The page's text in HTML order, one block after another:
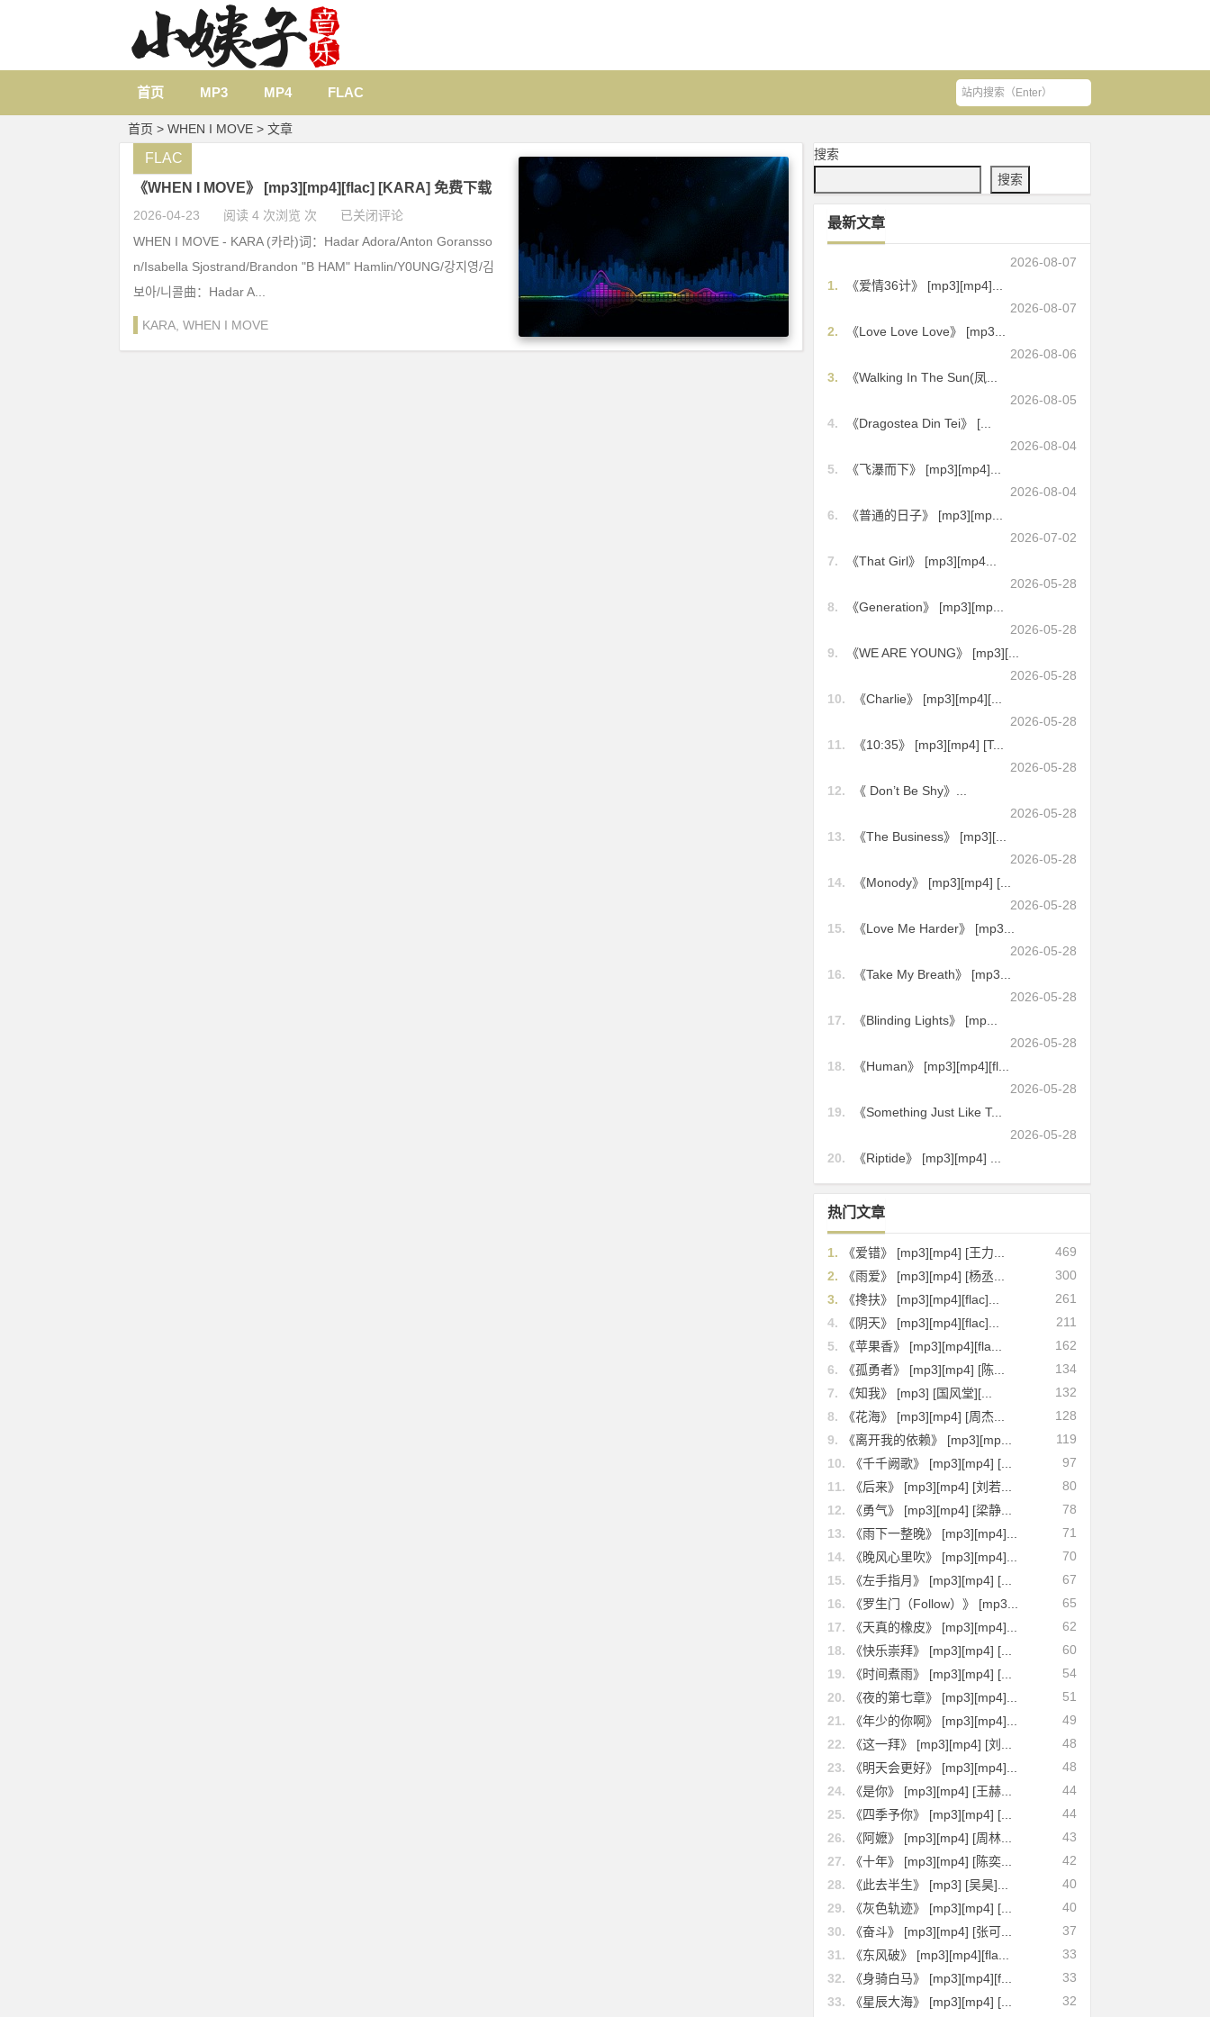
首页 MP3 MP4 FLAC
首页 > WHEN I MOVE > 文章
《WHEN I MOVE》 [mp3][mp4][flac] [KARA] 免费下载
2026-04-23 阅读 4 次浏览 次 已关闭评论
FLAC
WHEN I MOVE - KARA (카라)词：Hadar Adora/Anton Goransso
n/Isabella Sjostrand/Brandon "B HAM" Hamlin/Y0UNG/강지영/김
보아/니콜曲：Hadar A...
KARA WHEN I MOVE
搜索
搜索
最新文章
2026-08-07
1.
《爱情36计》 [mp3][mp4]...
2026-08-07
2.
《Love Love Love》 [mp3...
2026-08-06
3.
《Walking In The Sun(凤...
2026-08-05
4.
《Dragostea Din Tei》 [...
2026-08-04
5.
《飞瀑而下》 [mp3][mp4]...
2026-08-04
6.
《普通的日子》 [mp3][mp...
2026-07-02
7.
《That Girl》 [mp3][mp4...
2026-05-28
8.
《Generation》 [mp3][mp...
2026-05-28
9.
《WE ARE YOUNG》 [mp3][...
2026-05-28
10.
《Charlie》 [mp3][mp4][...
2026-05-28
11.
《10:35》 [mp3][mp4] [T...
2026-05-28
12.
《 Don’t Be Shy》...
2026-05-28
13.
《The Business》 [mp3][...
2026-05-28
14.
《Monody》 [mp3][mp4] [...
2026-05-28
15.
《Love Me Harder》 [mp3...
2026-05-28
16.
《Take My Breath》 [mp3...
2026-05-28
17.
《Blinding Lights》 [mp...
2026-05-28
18.
《Human》 [mp3][mp4][fl...
2026-05-28
19.
《Something Just Like T...
2026-05-28
20.
《Riptide》 [mp3][mp4] ...
热门文章
469
1.
《爱错》 [mp3][mp4] [王力...
300
2.
《雨爱》 [mp3][mp4] [杨丞...
261
3.
《搀扶》 [mp3][mp4][flac]...
211
4.
《阴天》 [mp3][mp4][flac]...
162
5.
《苹果香》 [mp3][mp4][fla...
134
6.
《孤勇者》 [mp3][mp4] [陈...
132
7.
《知我》 [mp3] [国风堂][...
128
8.
《花海》 [mp3][mp4] [周杰...
119
9.
《离开我的依赖》 [mp3][mp...
97
10.
《千千阙歌》 [mp3][mp4] [...
80
11.
《后来》 [mp3][mp4] [刘若...
78
12.
《勇气》 [mp3][mp4] [梁静...
71
13.
《雨下一整晚》 [mp3][mp4]...
70
14.
《晚风心里吹》 [mp3][mp4]...
67
15.
《左手指月》 [mp3][mp4] [...
65
16.
《罗生门（Follow）》 [mp3...
62
17.
《天真的橡皮》 [mp3][mp4]...
60
18.
《快乐崇拜》 [mp3][mp4] [...
54
19.
《时间煮雨》 [mp3][mp4] [...
51
20.
《夜的第七章》 [mp3][mp4]...
49
21.
《年少的你啊》 [mp3][mp4]...
48
22.
《这一拜》 [mp3][mp4] [刘...
48
23.
《明天会更好》 [mp3][mp4]...
44
24.
《是你》 [mp3][mp4] [王赫...
44
25.
《四季予你》 [mp3][mp4] [...
43
26.
《阿嬷》 [mp3][mp4] [周林...
42
27.
《十年》 [mp3][mp4] [陈奕...
40
28.
《此去半生》 [mp3] [吴昊]...
40
29.
《灰色轨迹》 [mp3][mp4] [...
37
30.
《奋斗》 [mp3][mp4] [张可...
33
31.
《东风破》 [mp3][mp4][fla...
33
32.
《身骑白马》 [mp3][mp4][f...
32
33. 《星辰大海》 [mp3][mp4] [...